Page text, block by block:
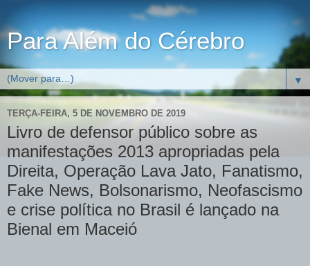
Para Além do Cérebro
▼
TERÇA-FEIRA, 5 DE NOVEMBRO DE 2019
Livro de defensor público sobre as
manifestações 2013 apropriadas pela
Direita, Operação Lava Jato, Fanatismo,
Fake News, Bolsonarismo, Neofascismo
e crise política no Brasil é lançado na
Bienal em Maceió